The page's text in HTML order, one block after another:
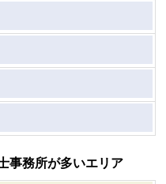
事務所が多いエリア